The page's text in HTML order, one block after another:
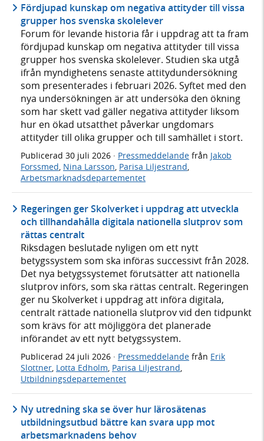
Fördjupad kunskap om negativa attityder till vissa
grupper hos svenska skolelever
Forum för levande historia får i uppdrag att ta fram
fördjupad kunskap om negativa attityder till vissa
grupper hos svenska skolelever. Studien ska utgå
ifrån myndighetens senaste attitydundersökning
som presenterades i februari 2026. Syftet med den
nya undersökningen är att undersöka den ökning
som har skett vad gäller negativa attityder liksom
hur en ökad utsatthet påverkar ungdomars
attityder till olika grupper och till samhället i stort.
Publicerad 30 juli 2026 · Pressmeddelande från Jakob
Forssmed, Nina Larsson, Parisa Liljestrand,
Arbetsmarknadsdepartementet
Regeringen ger Skolverket i uppdrag att utveckla
och tillhandahålla digitala nationella slutprov som
rättas centralt
Riksdagen beslutade nyligen om ett nytt
betygssystem som ska införas successivt från 2028.
Det nya betygssystemet förutsätter att nationella
slutprov införs, som ska rättas centralt. Regeringen
ger nu Skolverket i uppdrag att införa digitala,
centralt rättade nationella slutprov vid den tidpunkt
som krävs för att möjliggöra det planerade
införandet av ett nytt betygssystem.
Publicerad 24 juli 2026 · Pressmeddelande från Erik
Slottner Lotta Edholm Parisa Liljestrand
Utbildningsdepartementet
Ny utredning ska se över hur lärosätenas
utbildningsutbud bättre kan svara upp mot
arbetsmarknadens behov